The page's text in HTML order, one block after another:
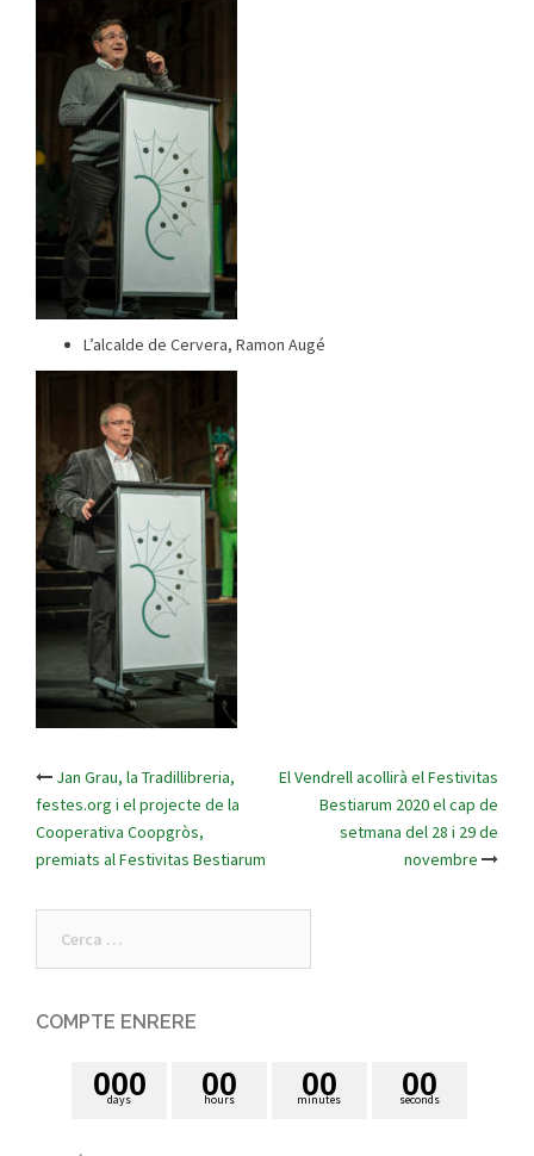
L’alcalde de Cervera, Ramon Augé
Post
navigation
Jan Grau, la Tradillibreria,
festes.org i el projecte de la
Cooperativa Coopgròs,
premiats al Festivitas Bestiarum
El Vendrell acollirà el Festivitas
Bestiarum 2020 el cap de
setmana del 28 i 29 de
novembre
COMPTE ENRERE
days
000 hours
00 minutes
00 seconds
00